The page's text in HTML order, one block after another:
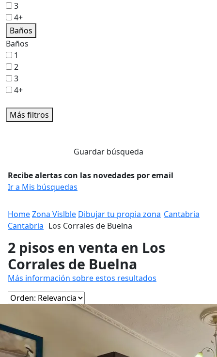
3
4+
Baños
Baños
1
2
3
4+
Más filtros
Guardar búsqueda
Recibe alertas con las novedades por email
Ir a Mis búsquedas
HomeZona Vislble Dibujar tu propia zona Cantabria
Cantabria Los Corrales de Buelna
2 pisos en venta en Los
Corrales de Buelna
Más información sobre estos resultados